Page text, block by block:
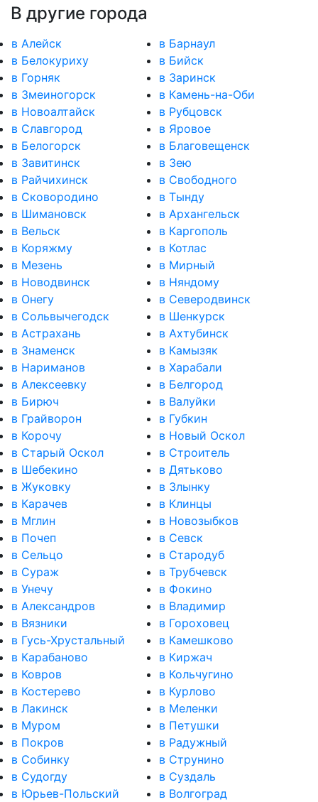
В другие города
в Алейск
в Барнаул
в Белокуриху
в Бийск
в Горняк
в Заринск
в Змеиногорск
в Камень-на-Оби
в Новоалтайск
в Рубцовск
в Славгород
в Яровое
в Белогорск
в Благовещенск
в Завитинск
в Зею
в Райчихинск
в Свободного
в Сковородино
в Тынду
в Шимановск
в Архангельск
в Вельск
в Каргополь
в Коряжму
в Котлас
в Мезень
в Мирный
в Новодвинск
в Няндому
в Онегу
в Северодвинск
в Сольвычегодск
в Шенкурск
в Астрахань
в Ахтубинск
в Знаменск
в Камызяк
в Нариманов
в Харабали
в Алексеевку
в Белгород
в Бирюч
в Валуйки
в Грайворон
в Губкин
в Корочу
в Новый Оскол
в Старый Оскол
в Строитель
в Шебекино
в Дятьково
в Жуковку
в Злынку
в Карачев
в Клинцы
в Мглин
в Новозыбков
в Почеп
в Севск
в Сельцо
в Стародуб
в Сураж
в Трубчевск
в Унечу
в Фокино
в Александров
в Владимир
в Вязники
в Гороховец
в Гусь-Хрустальный
в Камешково
в Карабаново
в Киржач
в Ковров
в Кольчугино
в Костерево
в Курлово
в Лакинск
в Меленки
в Муром
в Петушки
в Покров
в Радужный
в Собинку
в Струнино
в Судогду
в Суздаль
в Юрьев-Польский
в Волгоград